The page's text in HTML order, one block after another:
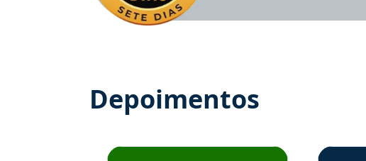
Depoimentos
Estudante José recomenda o Aprova Concursos em